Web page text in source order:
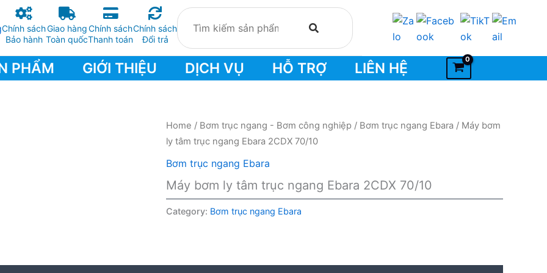
Chính sách
Bảo hành
Giao hàng
Toàn quốc
Chính sách
Thanh toán
Chính sách
Đổi trả
PHẨM GIỚI THIỆU DỊCH VỤ HỖ TRỢ LIÊN HỆ
Home / Bơm trục ngang - Bơm công nghiệp / Bơm trục ngang Ebara / Máy bơm
ly tâm trục ngang Ebara 2CDX 70/10
Bơm trục ngang Ebara
Máy bơm ly tâm trục ngang Ebara 2CDX 70/10
Category: Bơm trục ngang Ebara